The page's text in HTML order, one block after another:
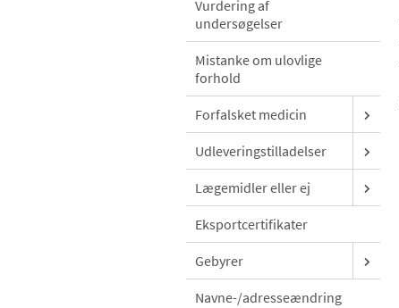
Vurdering af
undersøgelser
Mistanke om ulovlige
forhold
Forfalsket medicin
Udleveringstilladelser
Lægemidler eller ej
Eksportcertifikater
Gebyrer
Navne-/adresseændring